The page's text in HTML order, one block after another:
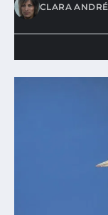
CLARA ANDRÉ